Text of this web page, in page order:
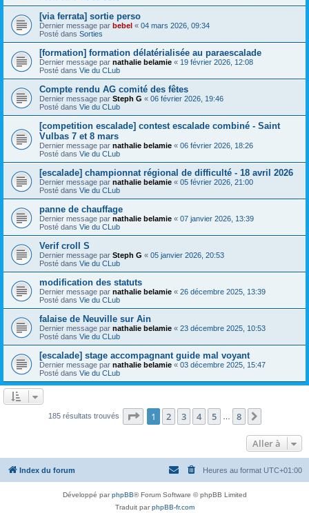
[via ferrata] sortie perso
Dernier message par bebel « 04 mars 2026, 09:34
Posté dans Sorties
[formation] formation délatérialisée au paraescalade
Dernier message par nathalie belamie « 19 février 2026, 12:08
Posté dans Vie du CLub
Compte rendu AG comité des fêtes
Dernier message par Steph G « 06 février 2026, 19:46
Posté dans Vie du CLub
[competition escalade] contest escalade combiné - Saint
Vulbas 7 et 8 mars
Dernier message par nathalie belamie « 06 février 2026, 18:26
Posté dans Vie du CLub
[escalade] championnat régional de difficulté - 18 avril 2026
Dernier message par nathalie belamie « 05 février 2026, 21:00
Posté dans Vie du CLub
panne de chauffage
Dernier message par nathalie belamie « 07 janvier 2026, 13:39
Posté dans Vie du CLub
Verif croll S
Dernier message par Steph G « 05 janvier 2026, 20:53
Posté dans Vie du CLub
modification des statuts
Dernier message par nathalie belamie « 26 décembre 2025, 13:39
Posté dans Vie du CLub
falaise de Neuville sur Ain
Dernier message par nathalie belamie « 23 décembre 2025, 10:53
Posté dans Vie du CLub
[escalade] stage accompagnant guide mal voyant
Dernier message par nathalie belamie « 03 décembre 2025, 15:47
Posté dans Vie du CLub
185 résultats trouvés Page 1sur8
1 2 3 4 5 8
Aller à
Index du forum Heures au format UTC+01:00
Développé parphpBB® Forum Software © phpBB Limited
Traduit parphpBB-fr.com